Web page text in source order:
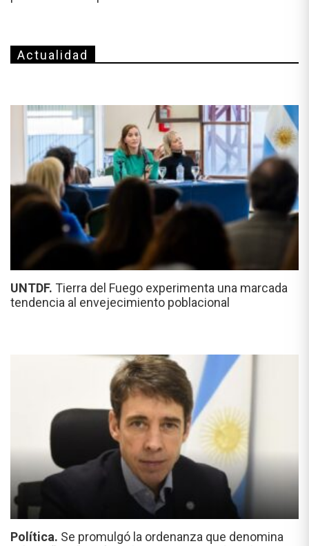
Actualidad
UNTDF. Tierra del Fuego experimenta una marcada
tendencia al envejecimiento poblacional
Política. Se promulgó la ordenanza que denomina